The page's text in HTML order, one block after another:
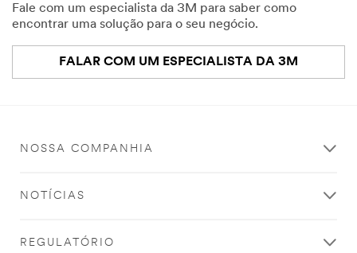
Fale com um especialista da 3M para saber como
encontrar uma solução para o seu negócio.
FALAR COM UM ESPECIALISTA DA 3M
NOSSA COMPANHIA
NOTÍCIAS
REGULATÓRIO